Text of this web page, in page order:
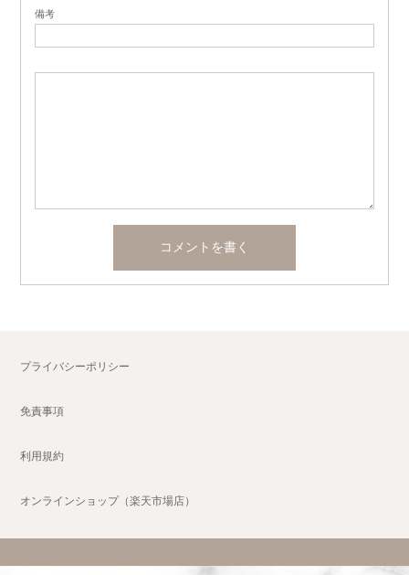
備考
プライバシーポリシー
免責事項
利用規約
オンラインショップ（楽天市場店）